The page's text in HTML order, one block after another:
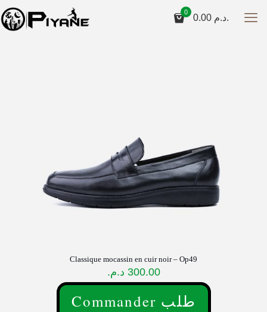
0
0.00 د.م.
Classique mocassin en cuir noir – Op49
300.00 د.م.
Commander طلب